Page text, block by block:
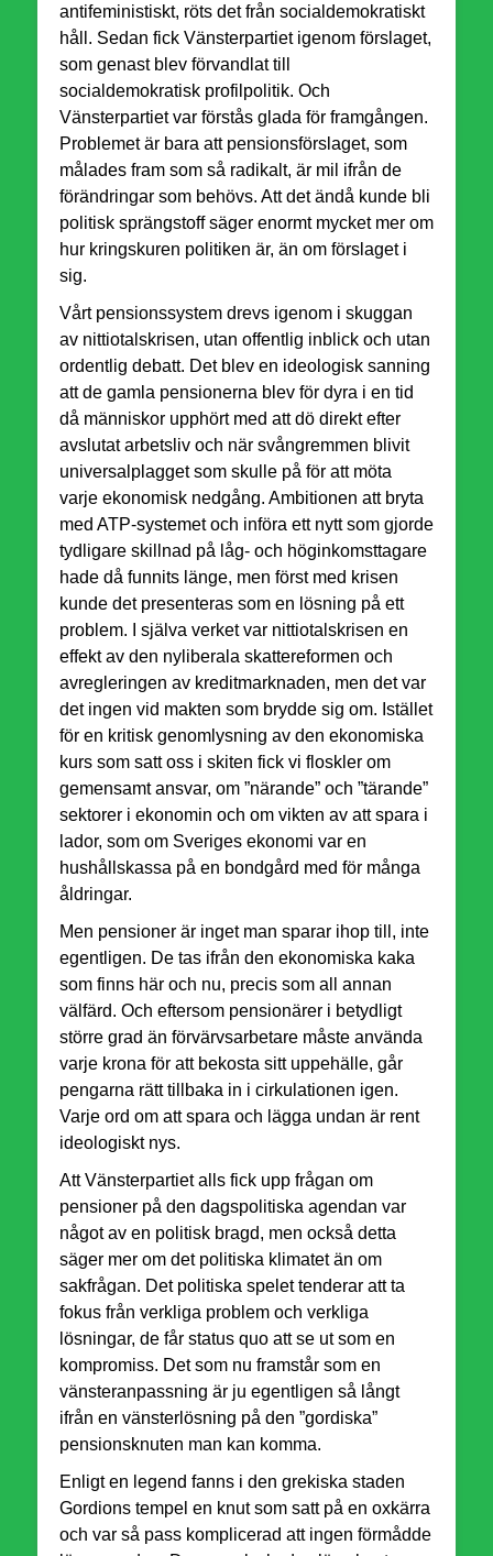
antifeministiskt, röts det från socialdemokratiskt
håll. Sedan fick Vänsterpartiet igenom förslaget,
som genast blev förvandlat till
socialdemokratisk profilpolitik. Och
Vänsterpartiet var förstås glada för framgången.
Problemet är bara att pensionsförslaget, som
målades fram som så radikalt, är mil ifrån de
förändringar som behövs. Att det ändå kunde bli
politisk sprängstoff säger enormt mycket mer om
hur kringskuren politiken är, än om förslaget i
sig.
Vårt pensionssystem drevs igenom i skuggan
av nittiotalskrisen, utan offentlig inblick och utan
ordentlig debatt. Det blev en ideologisk sanning
att de gamla pensionerna blev för dyra i en tid
då människor upphört med att dö direkt efter
avslutat arbetsliv och när svångremmen blivit
universalplagget som skulle på för att möta
varje ekonomisk nedgång. Ambitionen att bryta
med ATP-systemet och införa ett nytt som gjorde
tydligare skillnad på låg- och höginkomsttagare
hade då funnits länge, men först med krisen
kunde det presenteras som en lösning på ett
problem. I själva verket var nittiotalskrisen en
effekt av den nyliberala skattereformen och
avregleringen av kreditmarknaden, men det var
det ingen vid makten som brydde sig om. Istället
för en kritisk genomlysning av den ekonomiska
kurs som satt oss i skiten fick vi floskler om
gemensamt ansvar, om ”närande” och ”tärande”
sektorer i ekonomin och om vikten av att spara i
lador, som om Sveriges ekonomi var en
hushållskassa på en bondgård med för många
åldringar.
Men pensioner är inget man sparar ihop till, inte
egentligen. De tas ifrån den ekonomiska kaka
som finns här och nu, precis som all annan
välfärd. Och eftersom pensionärer i betydligt
större grad än förvärvsarbetare måste använda
varje krona för att bekosta sitt uppehälle, går
pengarna rätt tillbaka in i cirkulationen igen.
Varje ord om att spara och lägga undan är rent
ideologiskt nys.
Att Vänsterpartietalls fick upp frågan om
pensioner på den dagspolitiska agendan var
något av en politisk bragd, men också detta
säger mer om det politiska klimatet än om
sakfrågan. Det politiska spelet tenderar att ta
fokus från verkliga problem och verkliga
lösningar, de får status quo att se ut som en
kompromiss. Det som nu framstår som en
vänsteranpassning är ju egentligen så långt
ifrån en vänsterlösning på den ”gordiska”
pensionsknuten man kan komma.
Enligt en legend fanns i den grekiska staden
Gordions tempel en knut som satt på en oxkärra
och var så pass komplicerad att ingen förmådde